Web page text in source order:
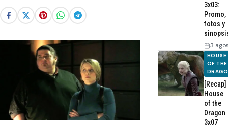
3x03:
Promo,
fotos y
3
HOUSE
OF THE
[Recap]
House
of the
Dragon
3x07